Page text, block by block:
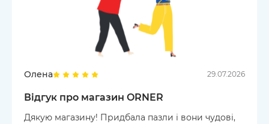
Олена 29.07.2026
Відгук про магазин ORNER
Дякую магазину! Придбала пазли і вони чудові,